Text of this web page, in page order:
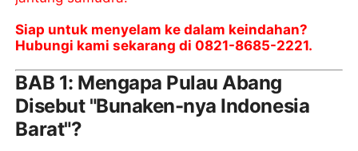
Siap untuk menyelam ke dalam keindahan?
Hubungi kami sekarang di 0821-8685-2221.
BAB 1: Mengapa Pulau Abang
Disebut "Bunaken-nya Indonesia
Barat"?